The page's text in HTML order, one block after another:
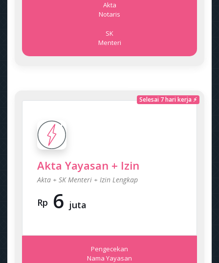
Akta
Notaris
SK
Menteri
Selesai 7 hari kerja ⚡
Akta Yayasan + Izin
Akta + SK Menteri + Izin Lengkap
Rp 6 juta
Pengecekan
Nama Yayasan